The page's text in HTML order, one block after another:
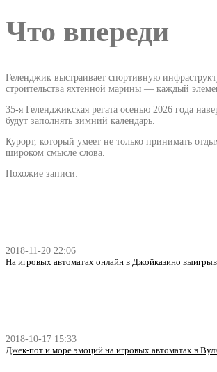
Что впереди
Геленджик выстраивает спортивную
строительства яхтенной марины — каждый
35-я Геленджикская регата осенью 2026 года
будут заполнять зимний календарь.
Курорт, который умеет не только принимать
широком смысле слова.
Похожие записи:
2018-11-20 22:06
На игровых автоматах онлайн в Джойказино
2018-10-17 15:33
Джек-пот и море эмоций на игровых автоматах в